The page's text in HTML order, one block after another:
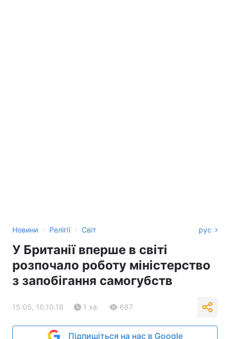
Новини › Релігії › Світ рус
У Британії вперше в світі
розпочало роботу міністерство
з запобігання самогубств
15:05, 10.10.18 1 хв. 687
Підпишіться на нас в Google